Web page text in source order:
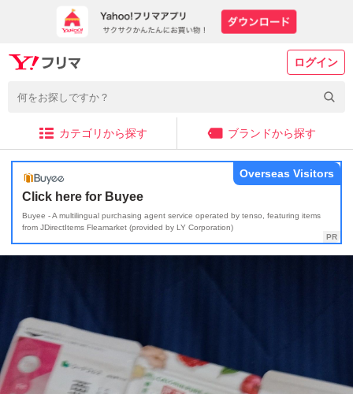
ログイン
カテゴリから探す ブランドから探す
Click here for Buyee
Buyee - A multilingual purchasing agent service operated by tenso, featuring items
from JDirectItems Fleamarket (provided by LY Corporation)
Overseas Visitors